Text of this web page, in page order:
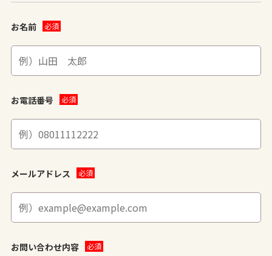
お名前
お電話番号
メールアドレス
お問い合わせ内容